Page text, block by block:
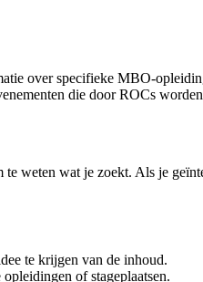
over specifieke MBO-
die door ROCs
weten wat je zoekt. Als je
te krijgen van de inhoud.
of stageplaatsen.